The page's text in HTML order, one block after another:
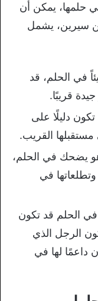
حلمها، يمكن أن
سيرين، يشمل
في الحلم، قد
قريبًا.
دليلًا على
القريب.
يضحك في الحلم،
في
في الحلم قد تكون
الرجل الذي
لها في